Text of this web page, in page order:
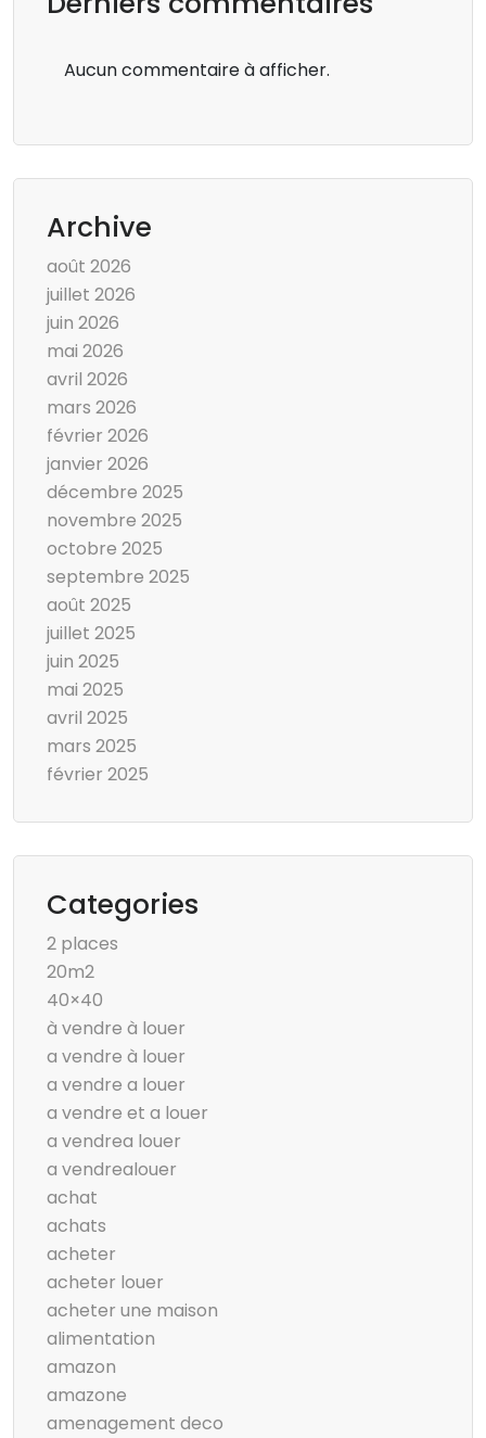
Aucun commentaire à afficher.
Archive
août 2026
juillet 2026
juin 2026
mai 2026
avril 2026
mars 2026
février 2026
janvier 2026
décembre 2025
novembre 2025
octobre 2025
septembre 2025
août 2025
juillet 2025
juin 2025
mai 2025
avril 2025
mars 2025
février 2025
Categories
2 places
20m2
40×40
à vendre à louer
a vendre à louer
a vendre a louer
a vendre et a louer
a vendrea louer
a vendrealouer
achat
achats
acheter
acheter louer
acheter une maison
alimentation
amazon
amazone
amenagement deco